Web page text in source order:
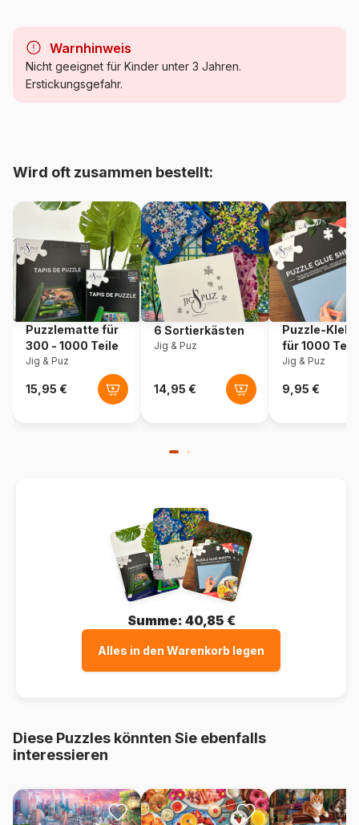
Kategorie Puzzles - Katzen
Artikelnummer Eurographics-6000-5913
EAN 628136659130
Teileanzahl 1000 Teile
Maße 68 x 48 cm
Warnhinweis
Nicht geeignet für Kinder unter 3 Jahren.
Erstickungsgefahr.
Wird oft zusammen bestellt:
Puzzlematte für
300 - 1000 Teile
Jig & Puz
6 Sortierkästen
Jig & Puz
Puzzle-
für 1000
Jig & Puz
Summe: 40,85 €
Alles in den Warenkorb legen
Diese Puzzles könnten Sie ebenfalls
interessieren